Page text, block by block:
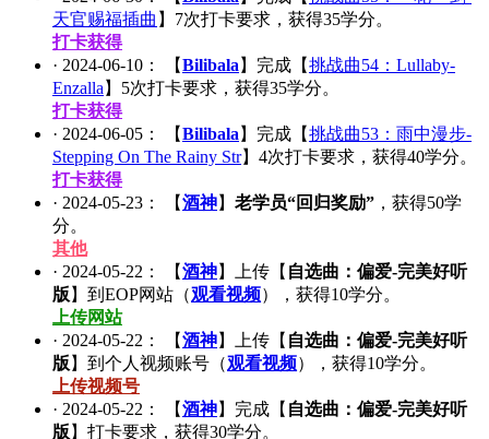
天官赐福插曲 】 7次打卡要求，获得35学分。
打卡获得
· 2024-06-10 ： 【Bilibala 】完成【挑战曲54：Lullaby-
Enzalla 】 5次打卡要求，获得35学分。
打卡获得
· 2024-06-05 ： 【Bilibala 】完成【挑战曲53：雨中漫步-
Stepping On The Rainy Str】 4次打卡要求，获得40学分。
打卡获得
· 2024-05-23 ： 【酒神】 老学员“回归奖励” ，获得50学
分。
其他
· 2024-05-22 ： 【酒神】上传【 自选曲：偏爱-完美好听
版 】到EOP网站（观看视频），获得10学分。
上传网站
· 2024-05-22 ： 【酒神】上传【 自选曲：偏爱-完美好听
版 】到个人视频账号（观看视频），获得10学分。
上传视频号
· 2024-05-22 ： 【酒神】完成【 自选曲：偏爱-完美好听
版 】打卡要求，获得30学分。